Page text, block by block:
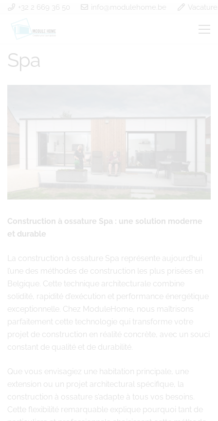
+32 2 669 36 50 info@modulehome.be
Construction à ossature
Spa
Construction à ossature Spa : une solution moderne
et durable
La construction à ossature Spa représente aujourd’hui
l’une des méthodes de construction les plus prisées en
Belgique. Cette technique architecturale combine
solidité, rapidité d’exécution et performance énergétique
exceptionnelle. Chez ModuleHome, nous maîtrisons
parfaitement cette technologie qui transforme votre
projet de construction en réalité concrète, avec un souci
constant de qualité et de durabilité.
Que vous envisagiez une habitation principale, une
extension ou un projet architectural spécifique, la
construction à ossature s’adapte à tous vos besoins.
Cette flexibilité remarquable explique pourquoi tant de